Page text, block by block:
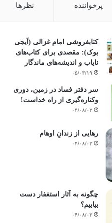
پرخواننده نظرها
کتابفروشی امام غزالی (آیجی
بوک): مقصدی برای کتاب‌های
نایاب و اندیشه‌های ماندگار
۰۵/۰۳/۱۹
سر دفتر فساد در زمین‌، دوری
وکناره‌گیری از راه خداست‌!
۰۴/۰۸/۰۳
رهایی از زندانِ اوهام
۰۴/۰۸/۰۳
چگونه به آثار استغفار دست
بیابیم؟
۰۴/۰۸/۰۳